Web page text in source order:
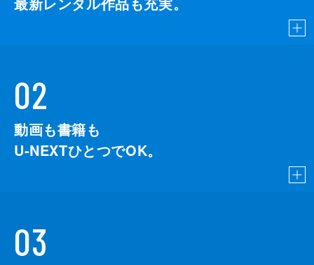
02
動画も書籍も
U-NEXTひとつでOK。
03